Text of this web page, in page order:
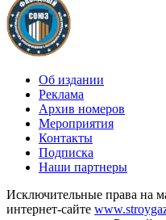
Об издании
Реклама
Архив номеров
Мероприятия
Контакты
Подписка
Наши партнеры
Исключительные права на
интернет-сайте